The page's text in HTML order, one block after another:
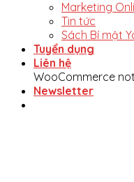
Marketing
Tin tức
Sách Bí mật
Tuyển dụng
Liên hệ
WooCommerce
Newsletter